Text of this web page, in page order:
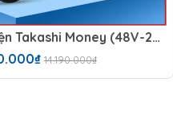
Xe Điện Takashi Money (48V-23Ah) 4 Bình
14.190.000₫